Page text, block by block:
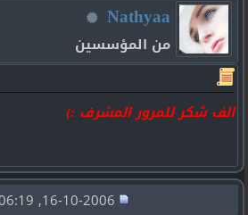
Nathyaa
من المؤسسين
الف شكر للمرور المشرف :)